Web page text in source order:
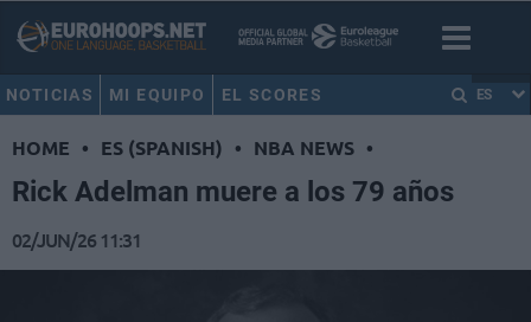
NOTICIAS MI EQUIPO EL SCORES ES
HOME • ES (SPANISH) • NBA NEWS •
Rick Adelman muere a los 79 años
02/JUN/26 11:31